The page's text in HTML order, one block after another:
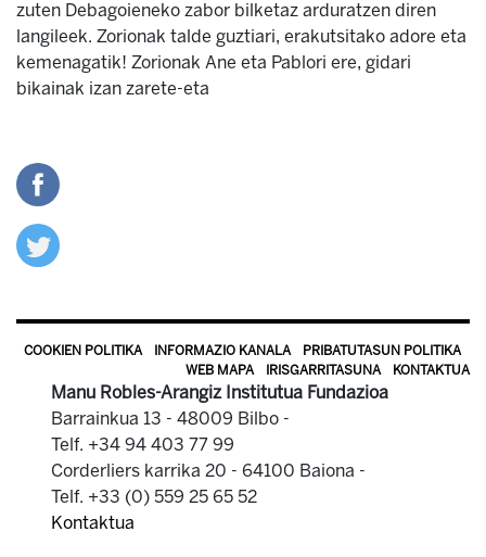
zuten Debagoieneko zabor bilketaz arduratzen diren
langileek. Zorionak talde guztiari, erakutsitako adore eta
kemenagatik! Zorionak Ane eta Pablori ere, gidari
bikainak izan zarete-eta
COOKIEN POLITIKA INFORMAZIO KANALA
PRIBATUTASUN POLITIKA
WEB MAPA
IRISGARRITASUNA KONTAKTUA
Manu Robles-Arangiz Institutua Fundazioa
Barrainkua 13 - 48009 Bilbo -
Telf. +34 94 403 77 99
Corderliers karrika 20 - 64100 Baiona -
Telf. +33 (0) 559 25 65 52
Kontaktua